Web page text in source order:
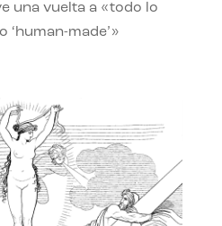
una vuelta a «todo lo
‘human-made’»